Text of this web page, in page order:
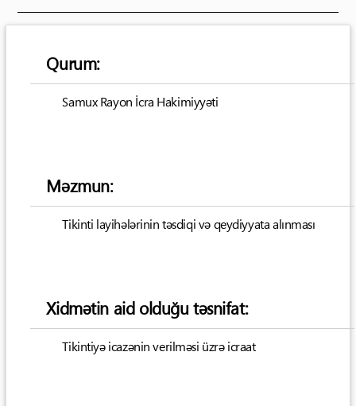
Qurum:
Samux Rayon İcra Hakimiyyəti
Məzmun:
Tikinti layihələrinin təsdiqi və qeydiyyata alınması
Xidmətin aid olduğu təsnifat:
Tikintiyə icazənin verilməsi üzrə icraat